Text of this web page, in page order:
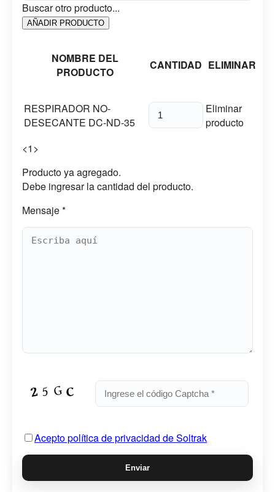
Buscar otro producto...
AÑADIR PRODUCTO
NOMBRE DEL
PRODUCTO
CANTIDAD ELIMINAR
RESPIRADOR NO-
DESECANTE DC-ND-35
Eliminar
producto
<1>
Producto ya agregado.
Debe ingresar la cantidad del producto.
Mensaje *
Acepto política de privacidad de Soltrak